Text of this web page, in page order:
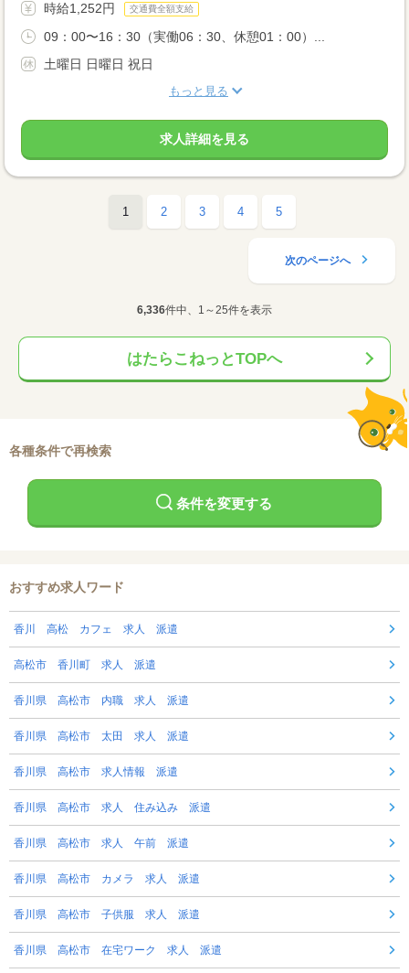
時給1,252円 交通費全額支給
09：00〜16：30（実働06：30、休憩01：00）...
土曜日 日曜日 祝日
もっと見る
求人詳細を見る
1 2 3 4 5
次のページへ
6,336件中、1～25件を表示
はたらこねっとTOPへ
各種条件で再検索
条件を変更する
おすすめ求人ワード
香川 高松 カフェ 求人 派遣
高松市 香川町 求人 派遣
香川県 高松市 内職 求人 派遣
香川県 高松市 太田 求人 派遣
香川県 高松市 求人情報 派遣
香川県 高松市 求人 住み込み 派遣
香川県 高松市 求人 午前 派遣
香川県 高松市 カメラ 求人 派遣
香川県 高松市 子供服 求人 派遣
香川県 高松市 在宅ワーク 求人 派遣